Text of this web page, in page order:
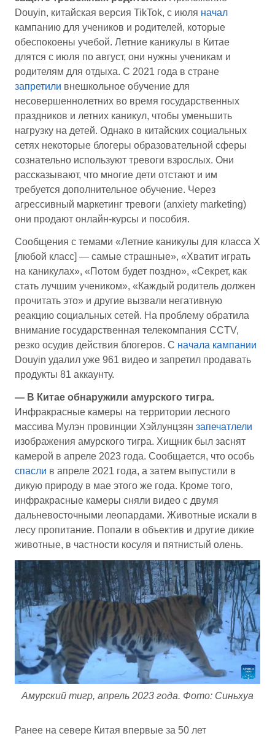
Douyin, китайская версия TikTok, с июля начал
кампанию для учеников и родителей, которые
обеспокоены учебой. Летние каникулы в Китае
длятся с июля по август, они нужны ученикам и
родителям для отдыха. С 2021 года в стране
запретили внешкольное обучение для
несовершеннолетних во время государственных
праздников и летних каникул, чтобы уменьшить
нагрузку на детей. Однако в китайских социальных
сетях некоторые блогеры образовательной сферы
сознательно используют тревоги взрослых. Они
рассказывают, что многие дети отстают и им
требуется дополнительное обучение. Через
агрессивный маркетинг тревоги (anxiety marketing)
они продают онлайн-курсы и пособия.
Сообщения с темами «Летние каникулы для класса Х
[любой класс] — самые страшные», «Хватит играть
на каникулах», «Потом будет поздно», «Секрет, как
стать лучшим учеником», «Каждый родитель должен
прочитать это» и другие вызвали негативную
реакцию социальных сетей. На проблему обратила
внимание государственная телекомпания CCTV,
резко осудив действия блогеров. С начала кампании
Douyin удалил уже 961 видео и запретил продавать
продукты 81 аккаунту.
— В Китае обнаружили амурского тигра.
Инфракрасные камеры на территории лесного
массива Мулэн провинции Хэйлунцзян запечатлели
изображения амурского тигра. Хищник был заснят
камерой в апреле 2023 года. Сообщается, что особь
спасли в апреле 2021 года, а затем выпустили в
дикую природу в мае этого же года. Кроме того,
инфракрасные камеры сняли видео с двумя
дальневосточными леопардами. Животные искали в
лесу пропитание. Попали в объектив и другие дикие
животные, в частности косуля и пятнистый олень.
Амурский тигр, апрель 2023 года. Фото: Синьхуа
Ранее на севере Китая впервые за 50 лет